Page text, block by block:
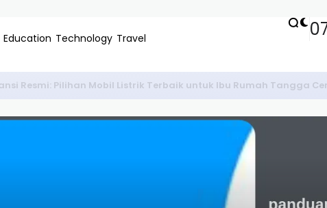
Education Technology Travel
Resmi: Pilihan Mobil Listrik Terbaik untuk Ibu Rumah Tangga